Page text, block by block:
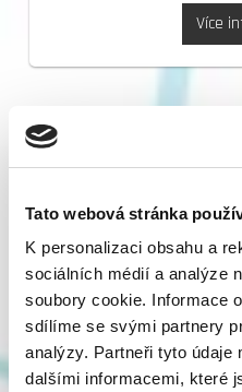
Tato webová stránka
K personalizaci obsahu a
sociálních médií a analýze
soubory cookie. Informace
sdílíme se svými partnery
analýzy. Partneři tyto údaje
dalšími informacemi, které
Více
Zabýváme se montáží